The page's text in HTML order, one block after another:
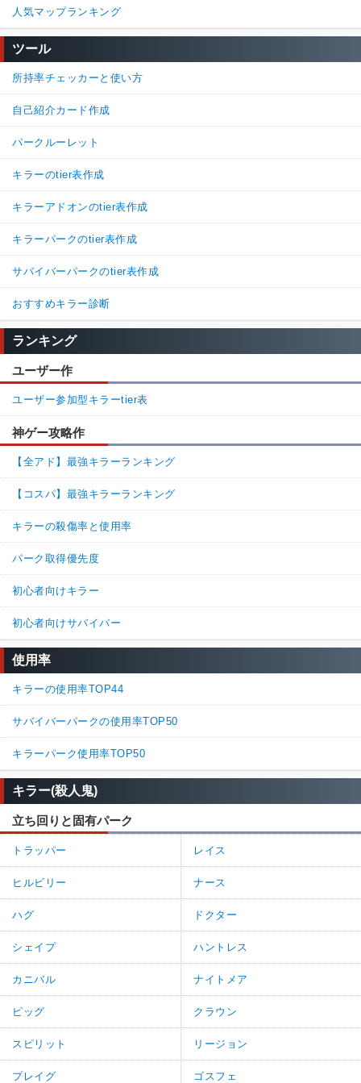
13. 名無しさん 通報
>>9
返信 0% 0%
8. 名無しさん
ゲーム内表記の{1}%増加するってめちゃくちゃバグっとるやん
ぎるわこのゲーム
7. 名無しさん
「人々のために」で回復させた時にも活力つくのかな
返信(0) 75% 25%
6. 名無しさん
ゲーム内表記60秒1％ってどういうこと！？って思って見にきたら
納得できる効果だった発電機にのってたら強すぎるけど乗らない
なら使いどころは少ないですね
返信 (0)
続きを読む（11件）
人気マップランキング
ツール
所持率チェッカーと使い方
自己紹介カード作成
パークルーレット
キラーのtier表作成
キラーアドオンのtier表作成
キラーパークのtier表作成
サバイバーパークのtier表作成
おすすめキラー診断
ランキング
ユーザー作
ユーザー参加型キラーtier表
神ゲー攻略作
【全アド】最強キラーランキング
【コスパ】最強キラーランキング
キラーの殺傷率と使用率
パーク取得優先度
初心者向けキラー
初心者向けサバイバー
使用率
キラーの使用率TOP44
サバイバーパークの使用率TOP50
キラーパーク使用率TOP50
キラー(殺人鬼)
立ち回りと固有パーク
トラッパー レイス
ヒルビリー ナース
ハグ ドクター
シェイプ ハントレス
カニバル ナイトメア
ピッグ クラウン
スピリット リージョン
プレイグ ゴスフェ